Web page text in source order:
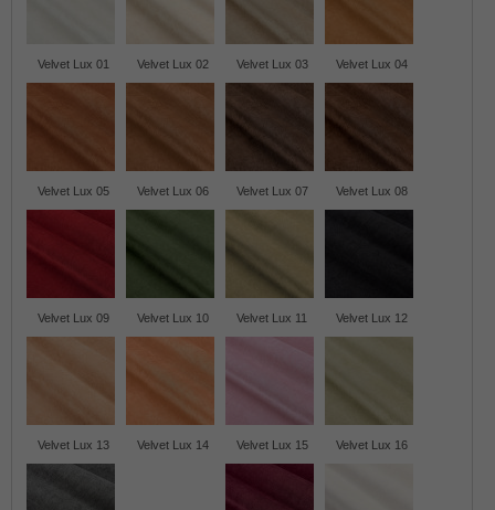
Velvet Lux 01 Velvet Lux 02 Velvet Lux 03 Velvet Lux 04
Velvet Lux 05 Velvet Lux 06 Velvet Lux 07 Velvet Lux 08
Velvet Lux 09 Velvet Lux 10 Velvet Lux 11 Velvet Lux 12
Velvet Lux 13 Velvet Lux 14 Velvet Lux 15 Velvet Lux 16